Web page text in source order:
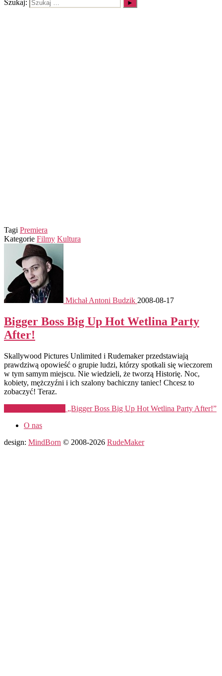
Szukaj:
Tagi Premiera
Kategorie Filmy Kultura
Michał Antoni Budzik 2008-08-17
Bigger Boss Big Up Hot Wetlina Party
After!
Skallywood Pictures Unlimited i Rudemaker przedstawiają
prawdziwą opowieść o grupie ludzi, którzy spotkali się wieczorem
w tym samym miejscu. Nie wiedzieli, że tworzą Historię. Noc,
kobiety, mężczyźni i ich szalony bachiczny taniec! Chcesz to
zobaczyć! Teraz.
„Bigger Boss Big Up Hot Wetlina Party After!”
O nas
design: MindBorn © 2008-2026 RudeMaker